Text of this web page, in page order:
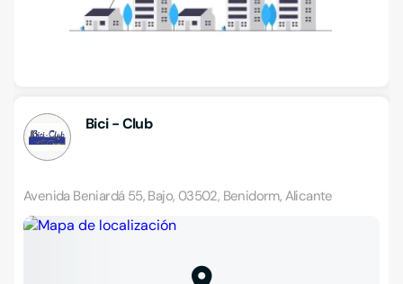
Bici - Club
Avenida Beniardá 55, Bajo, 03502, Benidorm, Alicante